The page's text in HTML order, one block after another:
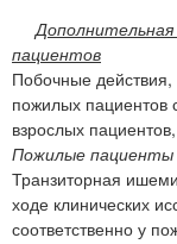
пациентов
Побочные
пожилых пациентов
взрослых
Пожилые пациенты
Транзиторная
ходе клинических
соответственно у